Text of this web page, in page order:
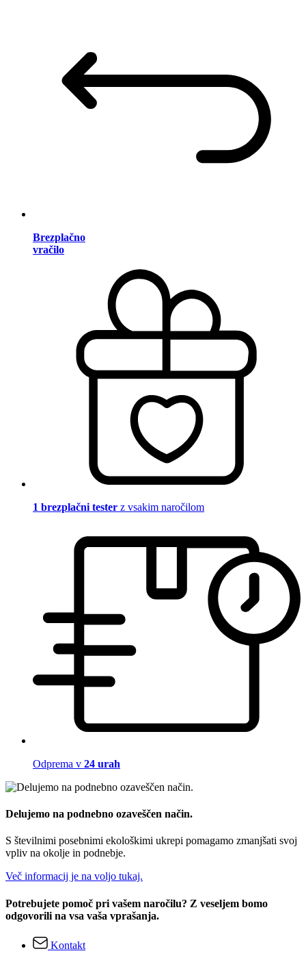
Brezplačno
vračilo
1 brezplačni tester z vsakim naročilom
Odprema v 24 urah
Delujemo na podnebno ozaveščen način.
S številnimi posebnimi ekološkimi ukrepi pomagamo zmanjšati svoj
vpliv na okolje in podnebje.
Več informacij je na voljo tukaj.
Potrebujete pomoč pri vašem naročilu? Z veseljem bomo
odgovorili na vsa vaša vprašanja.
Kontakt